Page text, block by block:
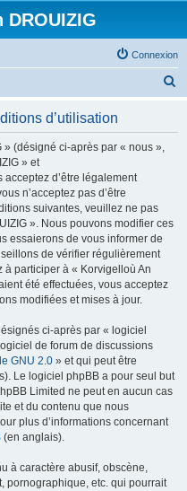
Connexion
d’utilisation
» (désigné ci-après par « nous »,
» et
d’être légalement
n’acceptez pas d’être
suivantes, veuillez ne pas
». Nous pouvons modifier ces
essaierons de vous informer de
de vérifier régulièrement
à participer à « Korvigelloù An
été effectuées, vous acceptez
modifiées et mises à jour.
ci-après par « logiciel
de forum de discussions
GNU 2.0 » et qui peut être
Le logiciel phpBB a pour seul but
Limited ne peut en aucun cas
et du contenu que nous
plus d’informations concernant
(en anglais).
à caractère abusif, obscène,
pornographique, etc. qui pourrait